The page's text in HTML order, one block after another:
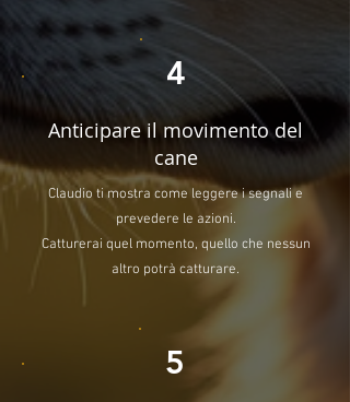
4
Anticipare il movimento del
cane
Claudio ti mostra come leggere i segnali e
prevedere le azioni.
Catturerai quel momento, quello che nessun
altro potrà catturare.
5